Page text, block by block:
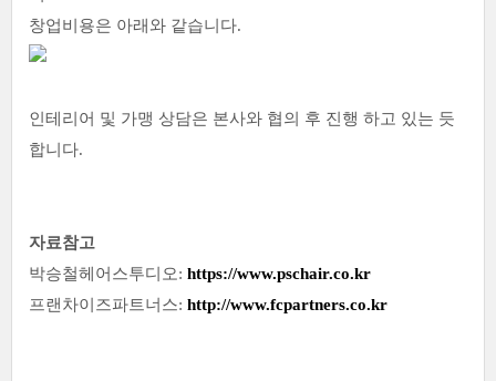
창업비용은 아래와 같습니다.
인테리어 및 가맹 상담은 본사와 협의 후 진행 하고 있는 듯
합니다.
자료참고
박승철헤어스투디오: https://www.pschair.co.kr
프랜차이즈파트너스: http://www.fcpartners.co.kr